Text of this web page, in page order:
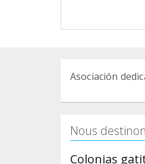
Asociación
Nous
Colonias